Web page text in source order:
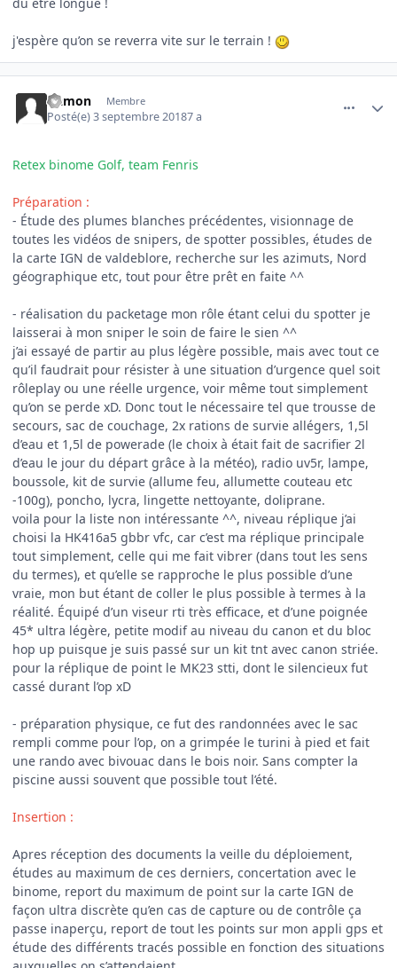
du être longue !
j'espère qu’on se reverra vite sur le terrain !
Damon Membre
Posté(e)3 septembre 20187 a
Retex binome Golf, team Fenris
Préparation :
- Étude des plumes blanches précédentes, visionnage de
toutes les vidéos de snipers, de spotter possibles, études de
la carte IGN de valdeblore, recherche sur les azimuts, Nord
géographique etc, tout pour être prêt en faite ^^
- réalisation du packetage mon rôle étant celui du spotter je
laisserai à mon sniper le soin de faire le sien ^^
j’ai essayé de partir au plus légère possible, mais avec tout ce
qu’il faudrait pour résister à une situation d’urgence quel soit
rôleplay ou une réelle urgence, voir même tout simplement
qu’on se perde xD. Donc tout le nécessaire tel que trousse de
secours, sac de couchage, 2x rations de survie allégers, 1,5l
d’eau et 1,5l de powerade (le choix à était fait de sacrifier 2l
d’eau le jour du départ grâce à la météo), radio uv5r, lampe,
boussole, kit de survie (allume feu, allumette couteau etc
-100g), poncho, lycra, lingette nettoyante, doliprane.
voila pour la liste non intéressante ^^, niveau réplique j’ai
choisi la HK416a5 gbbr vfc, car c’est ma réplique principale
tout simplement, celle qui me fait vibrer (dans tout les sens
du termes), et qu’elle se rapproche le plus possible d’une
vraie, mon but étant de coller le plus possible à termes à la
réalité. Équipé d’un viseur rti très efficace, et d’une poignée
45* ultra légère, petite modif au niveau du canon et du bloc
hop up puisque je suis passé sur un kit tnt avec canon striée.
pour la réplique de point le MK23 stti, dont le silencieux fut
cassé durant l’op xD
- préparation physique, ce fut des randonnées avec le sac
rempli comme pour l’op, on a grimpée le turini à pied et fait
une rando avec bivouac dans le bois noir. Sans compter la
piscine aussi souvent que possible tout l’été.
Insertion :
Apres réception des documents la veille du déploiement,
études au maximum de ces derniers, concertation avec le
binome, report du maximum de point sur la carte IGN de
façon ultra discrète qu’en cas de capture ou de contrôle ça
passe inaperçu, report de tout les points sur mon appli gps et
étude des différents tracés possible en fonction des situations